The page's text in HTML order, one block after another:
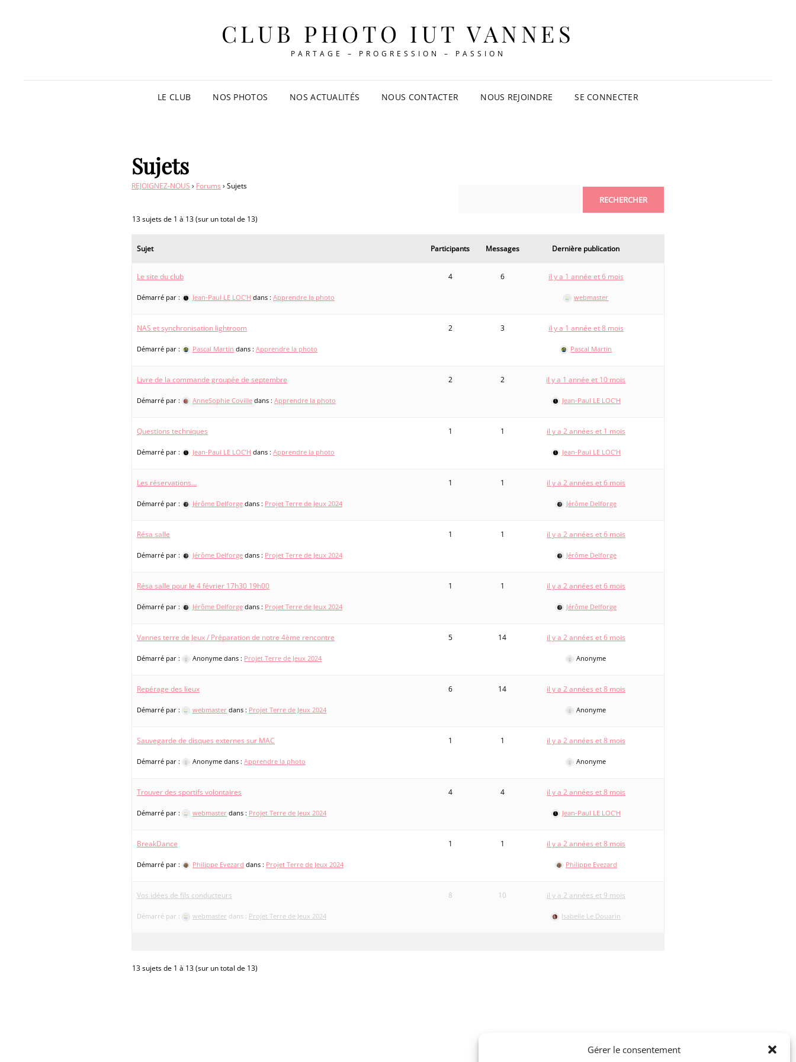
Gérer le consentement
CLUB PHOTO IUT VANNES
PARTAGE – PROGRESSION – PASSION
LE CLUB NOS PHOTOS NOS ACTUALITÉS NOUS CONTACTER NOUS REJOINDRE SE CONNECTER
Sujets
REJOIGNEZ-NOUS › Forums › Sujets
13 sujets de 1 à 13 (sur un total de 13)
Sujet Participants Messages Dernière publication
Le site du club
Démarré par : Jean-Paul LE LOC’H dans : Apprendre la photo
4 6 il y a 1 année et 6 mois
webmaster
NAS et synchronisation lightroom
Démarré par : Pascal Martin dans : Apprendre la photo
2 3 il y a 1 année et 8 mois
Pascal Martin
Livre de la commande groupée de septembre
Démarré par : AnneSophie Coville dans : Apprendre la photo
2 2 il y a 1 année et 10 mois
Jean-Paul LE LOC’H
Questions techniques
Démarré par : Jean-Paul LE LOC’H dans : Apprendre la photo
1 1 il y a 2 années et 1 mois
Jean-Paul LE LOC’H
Les réservations…
Démarré par : Jérôme Delforge dans : Projet Terre de Jeux 2024
1 1 il y a 2 années et 6 mois
Jérôme Delforge
Résa salle
Démarré par : Jérôme Delforge dans : Projet Terre de Jeux 2024
1 1 il y a 2 années et 6 mois
Jérôme Delforge
Résa salle pour le 4 février 17h30 19h00
Démarré par : Jérôme Delforge dans : Projet Terre de Jeux 2024
1 1 il y a 2 années et 6 mois
Jérôme Delforge
Vannes terre de Jeux / Préparation de notre 4ème rencontre
Démarré par : Anonyme dans : Projet Terre de Jeux 2024
5 14 il y a 2 années et 6 mois
Anonyme
Repérage des lieux
Démarré par : webmaster dans : Projet Terre de Jeux 2024
6 14 il y a 2 années et 8 mois
Anonyme
Sauvegarde de disques externes sur MAC
Démarré par : Anonyme dans : Apprendre la photo
1 1 il y a 2 années et 8 mois
Anonyme
Trouver des sportifs volontaires
Démarré par : webmaster dans : Projet Terre de Jeux 2024
4 4 il y a 2 années et 8 mois
Jean-Paul LE LOC’H
BreakDance
Démarré par : Philippe Evezard dans : Projet Terre de Jeux 2024
1 1 il y a 2 années et 8 mois
Philippe Evezard
Vos idées de fils conducteurs
Démarré par : webmaster dans : Projet Terre de Jeux 2024
8 10 il y a 2 années et 9 mois
Isabelle Le Douarin
13 sujets de 1 à 13 (sur un total de 13)